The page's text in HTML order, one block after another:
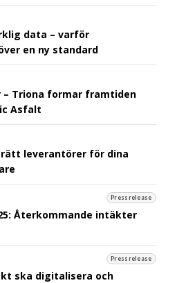
data – varför
en ny standard
– Triona formar framtiden
Asfalt
leverantörer för dina
Pressrelease
Återkommande intäkter
Pressrelease
ska digitalisera och